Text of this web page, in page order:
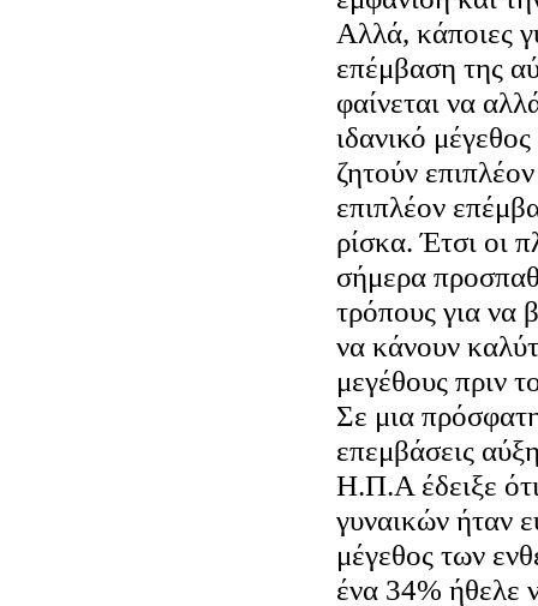
Αλλά, κάποιες
επέμβαση της
φαίνεται να
ιδανικό
ζητούν
επιπλέον
ρίσκα. Έτσι οι
σήμερα
τρόπους για να
να κάνουν
μεγέθους πριν
Σε μια
επεμβάσεις
Η.Π.Α έδειξε
γυναικών ήταν
μέγεθος των
ένα 34% ήθελε